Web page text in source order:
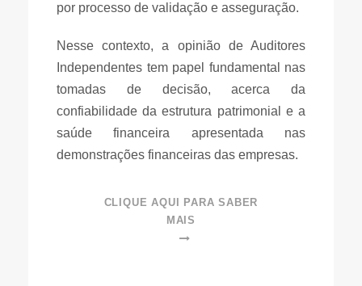
por processo de validação e asseguração.
Nesse contexto, a opinião de Auditores
Independentes tem papel fundamental nas
tomadas de decisão, acerca da
confiabilidade da estrutura patrimonial e a
saúde financeira apresentada nas
demonstrações financeiras das empresas.
CLIQUE AQUI PARA SABER
MAIS